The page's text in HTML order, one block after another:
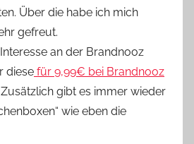
Über die habe ich mich
gefreut.
an der Brandnooz
diese für 9,99€ bei Brandnooz
Zusätzlich gibt es immer wieder
wie eben die